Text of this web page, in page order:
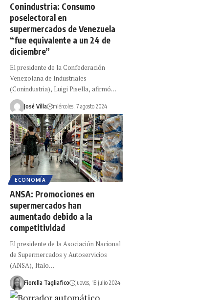
Conindustria: Consumo
poselectoral en
supermercados de Venezuela
“fue equivalente a un 24 de
diciembre”
El presidente de la Confederación
Venezolana de Industriales
(Conindustria), Luigi Pisella, afirmó…
José Villa miércoles, 7 agosto 2024
ECONOMÍA
ANSA: Promociones en
supermercados han
aumentado debido a la
competitividad
El presidente de la Asociación Nacional
de Supermercados y Autoservicios
(ANSA), Italo…
Fiorella Tagliafico jueves, 18 julio 2024